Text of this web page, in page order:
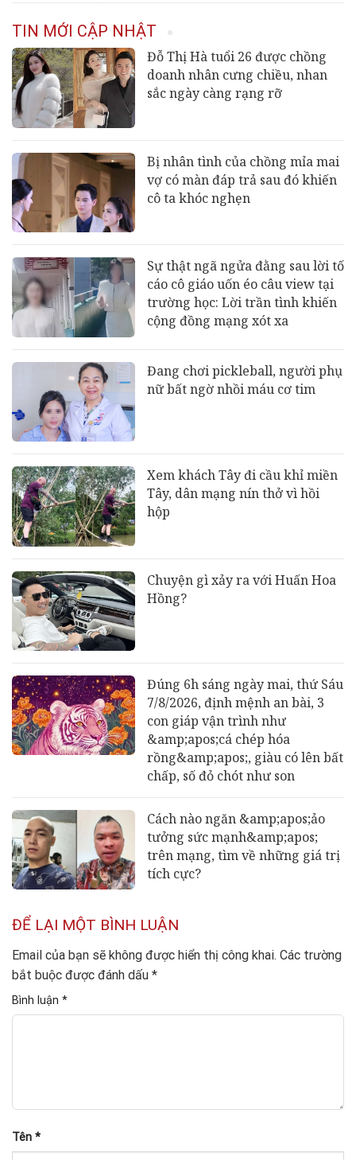
TIN MỚI CẬP NHẬT
Đỗ Thị Hà tuổi 26 được chồng
doanh nhân cưng chiều, nhan
sắc ngày càng rạng rỡ
Bị nhân tình của chồng mỉa mai
vợ có màn đáp trả sau đó khiến
cô ta khóc nghẹn
Sự thật ngã ngửa đằng sau lời tố
cáo cô giáo uốn éo câu view tại
trường học: Lời trần tình khiến
cộng đồng mạng xót xa
Đang chơi pickleball, người phụ
nữ bất ngờ nhồi máu cơ tim
Xem khách Tây đi cầu khỉ miền
Tây, dân mạng nín thở vì hồi
hộp
Chuyện gì xảy ra với Huấn Hoa
Hồng?
Đúng 6h sáng ngày mai, thứ Sáu
7/8/2026, định mệnh an bài, 3
con giáp vận trình như
&amp;apos;cá chép hóa
rồng&amp;apos;, giàu có lên bất
chấp, số đỏ chót như son
Cách nào ngăn &amp;apos;ảo
tưởng sức mạnh&amp;apos;
trên mạng, tìm về những giá trị
tích cực?
ĐỂ LẠI MỘT BÌNH LUẬN
Email của bạn sẽ không được hiển thị công khai. Các trường
bắt buộc được đánh dấu *
Bình luận *
Tên *